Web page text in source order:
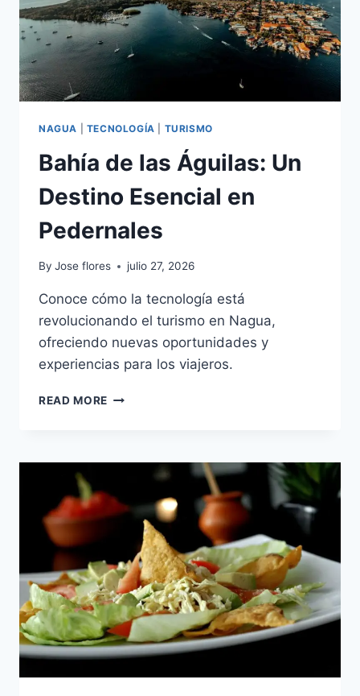
NAGUA TECNOLOGÍA TURISMO
Bahía de las Águilas: Un
Destino Esencial en
Pedernales
By Jose flores julio 27, 2026
Conoce cómo la tecnología está
revolucionando el turismo en Nagua,
ofreciendo nuevas oportunidades y
experiencias para los viajeros.
READ MORE BAHÍA
UN
DESTINO
ESENCIAL
EN
PEDERNALES